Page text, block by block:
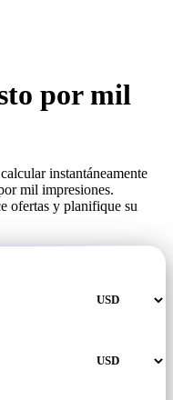
por mil
instantáneamente
mil impresiones.
ofertas y planifique su